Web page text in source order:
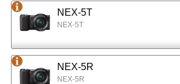
NEX-5T
NEX-5T
NEX-5R
NEX-5R